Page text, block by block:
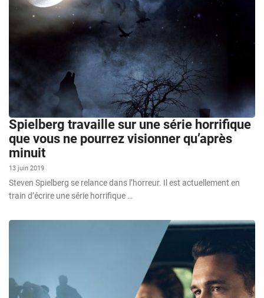
Spielberg travaille sur une série horrifique
que vous ne pourrez visionner qu’après
minuit
13 juin 2019
Steven Spielberg se relance dans l’horreur. Il est actuellement en
train d’écrire une série horrifique …